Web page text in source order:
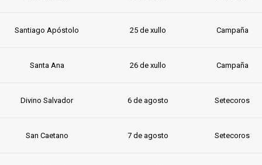
Santiago Apóstolo 25 de xullo Campaña
Santa Ana 26 de xullo Campaña
Divino Salvador 6 de agosto Setecoros
San Caetano 7 de agosto Setecoros